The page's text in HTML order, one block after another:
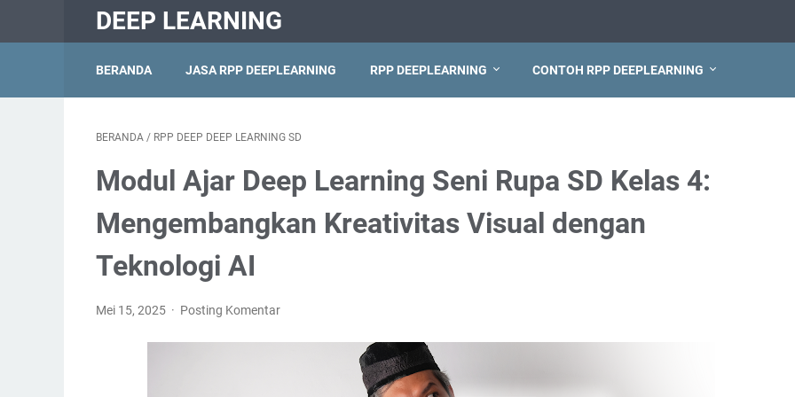
DEEP LEARNING
BERANDA JASA RPP DEEPLEARNING RPP DEEPLEARNING CONTOH RPP DEEPLEARNING
BERANDA / RPP DEEP DEEP LEARNING SD
Modul Ajar Deep Learning Seni Rupa SD Kelas 4:
Mengembangkan Kreativitas Visual dengan
Teknologi AI
Mei 15, 2025 Posting Komentar